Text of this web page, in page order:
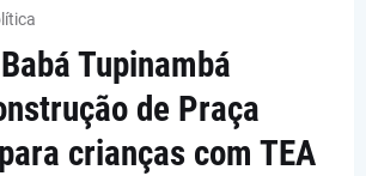
Tupinambá
de Praça
crianças com TEA